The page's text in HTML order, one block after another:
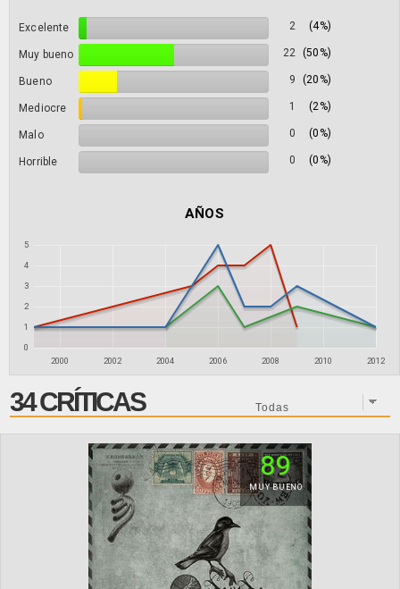
Excelente 2 (4%)
Muy bueno 22 (50%)
Bueno 9 (20%)
Mediocre 1 (2%)
Malo 0 (0%)
Horrible 0 (0%)
AÑOS
2000 2002 2004 2006 2008 2010 2012
0
1
2
3
4
5
34 CRÍTICAS
89
MUY BUENO